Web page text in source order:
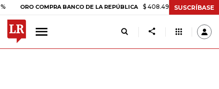
COMPRA BANCO DE LA REPÚBLICA $ 408.498,97 +$ 8.753,81 +2,19%
SUSCRÍBASE